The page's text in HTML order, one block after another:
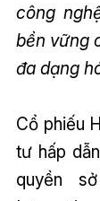
công
bền vững
đa dạng
Cổ phiếu
tư hấp
quyền